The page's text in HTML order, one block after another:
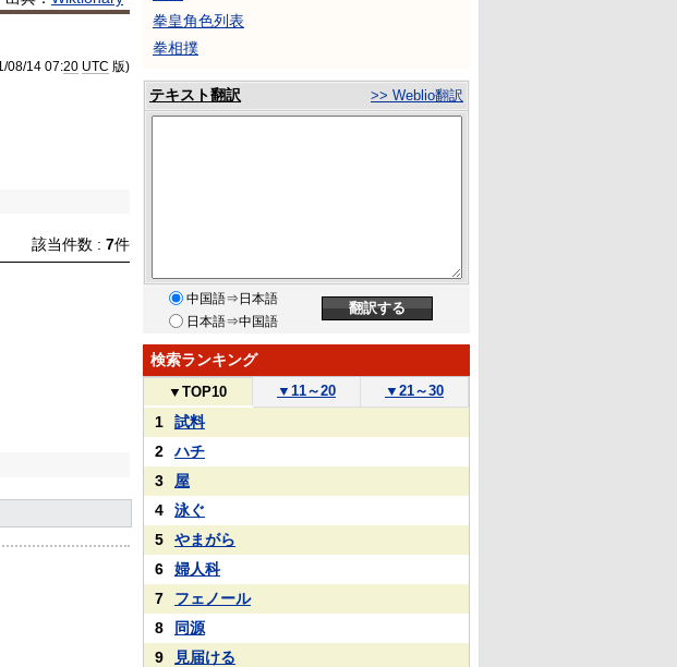
08/14 07:20 UTC 版)
該当件数 : 7件
拳皇角色列表
拳相撲
テキスト翻訳 >> Weblio翻訳
中国語⇒日本語
日本語⇒中国語
検索ランキング
▼ TOP10 ▼ 11～20 ▼ 21～30
1
試料
2
ハチ
3
屋
4
泳ぐ
5
やまがら
6
婦人科
7
フェノール
8
同源
9
見届ける